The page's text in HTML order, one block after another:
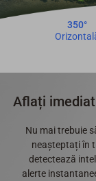
350°
Aflați
Nu mai trebuie
neașteptați în
detectează
alerte